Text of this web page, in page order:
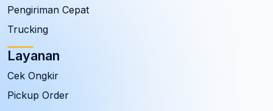
Pengiriman Cepat
Trucking
Layanan
Cek Ongkir
Pickup Order